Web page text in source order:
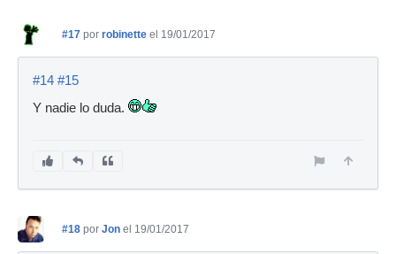
#17 por robinette el 19/01/2017
#14 #15
Y nadie lo duda.
#18 por Jon el 19/01/2017